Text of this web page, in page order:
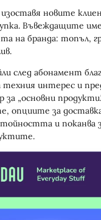
новите
Въвеждащите
на бранда: топъл,
след абонамент
интерес и
за „основни
опциите за
и поканва